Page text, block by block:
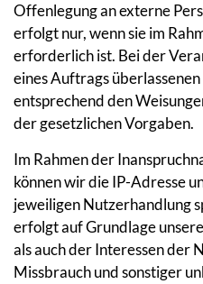
Offenlegung an externe
erfolgt nur, wenn sie im
erforderlich ist. Bei der
eines Auftrags
entsprechend den
der gesetzlichen Vorgaben.
Im Rahmen der
können wir die IP-Adresse
jeweiligen Nutzerhandlung
erfolgt auf Grundlage
als auch der Interessen der
Missbrauch und sonstiger